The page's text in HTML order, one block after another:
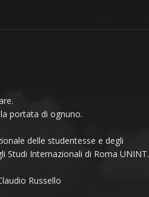
portata di ognuno.
delle studentesse e degli
Studi Internazionali di Roma UNINT.
Russello